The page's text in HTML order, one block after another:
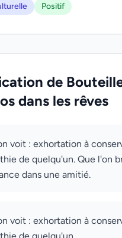
Positif
de
dans les rêves
voit : exhortation à
de quelqu'un. Que l'on
dans une amitié.
voit : exhortation à